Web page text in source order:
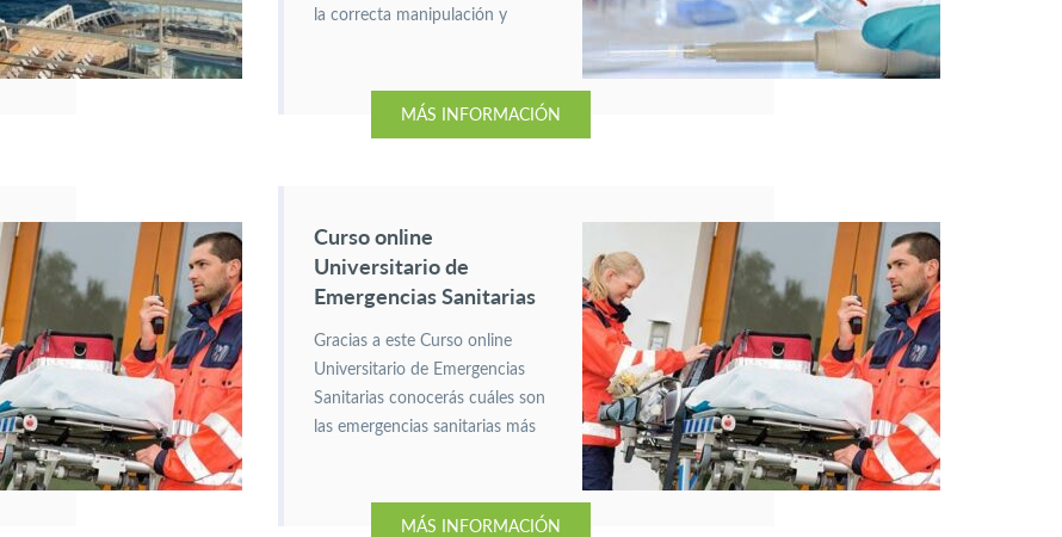
la correcta manipulación y
MÁS INFORMACIÓN
Curso online
Universitario de
Emergencias Sanitarias
Gracias a este Curso online
Universitario de Emergencias
Sanitarias conocerás cuáles son
las emergencias sanitarias más
vital básico y avanzado.
MÁS INFORMACIÓN